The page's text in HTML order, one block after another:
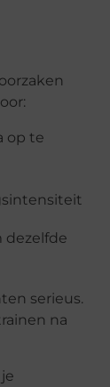
op te
dezelfde
serieus.
na